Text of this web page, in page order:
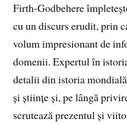
Firth-Godbehere
cu un discurs erudit, prin
volum impresionant de
domenii. Expertul în
detalii din istoria
și științe și, pe lângă
scrutează prezentul și